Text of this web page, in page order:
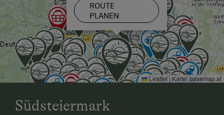
ROUTE
PLANEN
Leaflet | Karte:basemap.at
Südsteiermark